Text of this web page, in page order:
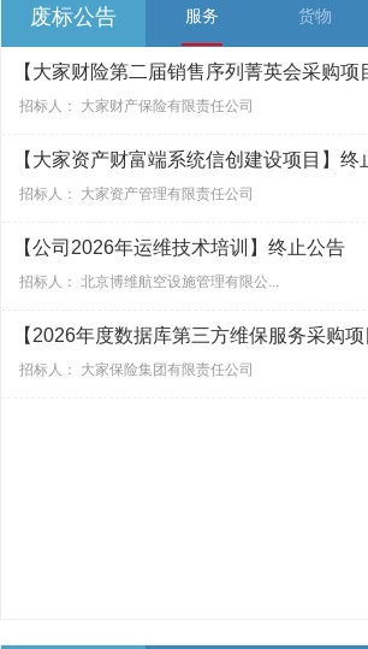
废标公告 服务 货物
【大家财险第二届销售序列菁英会采购项
招标人： 大家财产保险有限责任公司
【大家资产财富端系统信创建设项目】终
招标人： 大家资产管理有限责任公司
【公司2026年运维技术培训】终止公告
招标人： 北京博维航空设施管理有限公...
【2026年度数据库第三方维保服务采购
招标人： 大家保险集团有限责任公司